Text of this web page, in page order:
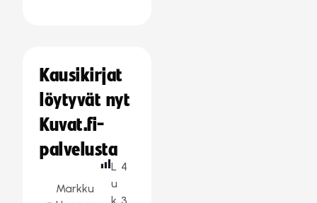
Kausikirjat
löytyvät nyt
Kuvat.fi-
palvelusta
Markku
L
u
4